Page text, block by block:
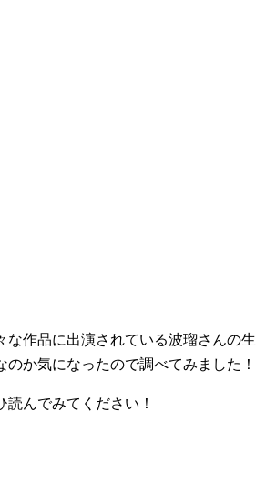
な作品に出演されている波瑠さんの生
のか気になったので調べてみました！
んでみてください！